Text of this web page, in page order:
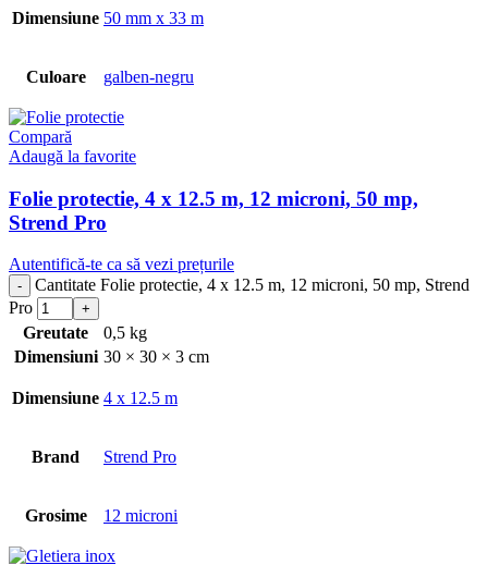
Dimensiune 50 mm x 33 m
Culoare galben-negru
Compară
Adaugă la favorite
Folie protectie, 4 x 12.5 m, 12 microni, 50 mp,
Strend Pro
Autentifică-te ca să vezi prețurile
Cantitate Folie protectie, 4 x 12.5 m, 12 microni, 50 mp, Strend
Pro
Greutate
0,5 kg
Dimensiuni 30 × 30 × 3 cm
Dimensiune 4 x 12.5 m
Brand Strend Pro
Grosime 12 microni